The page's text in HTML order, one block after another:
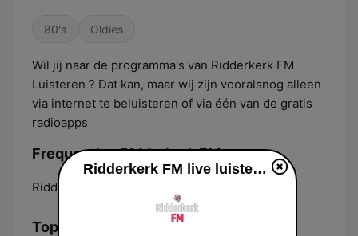
80's Oldies
Wil jij naar de programma's van Ridderkerk FM
Luisteren ? Dat kan, maar wij zijn vooralsnog alleen
via internet te beluisteren of via één van de gratis
radioapps
Frequenties Ridderkerk FM:
Ridderkerk:
Top nummers
Ridderkerk FM live luisteren